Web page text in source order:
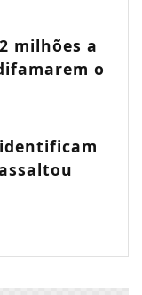
milhões a
o